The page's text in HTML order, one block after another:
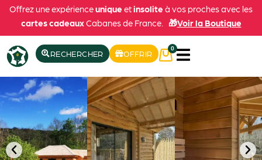
Offrez une expérienceunique etinsolite à vos proches avec les
cartes cadeauxCabanes de France. 🎁Voir la Boutique
RECHERCHER OFFRIR
0